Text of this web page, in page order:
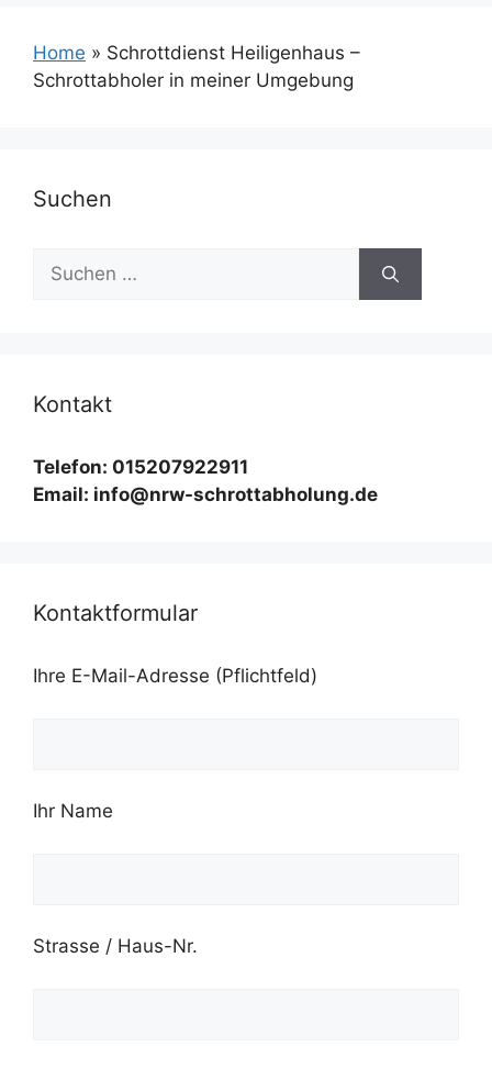
Home » Schrottdienst Heiligenhaus –
Schrottabholer in meiner Umgebung
Suchen
Suchen
nach:
Kontakt
Telefon: 015207922911
Email: info@nrw-schrottabholung.de
Kontaktformular
Ihre E-Mail-Adresse (Pflichtfeld)
Ihr Name
Strasse / Haus-Nr.